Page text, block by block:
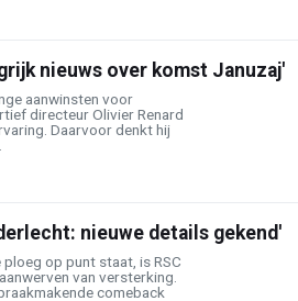
nieuws over komst Januzaj'
aanwinsten voor
directeur Olivier Renard
Daarvoor denkt hij
nieuwe details gekend'
op punt staat, is RSC
van versterking.
comeback